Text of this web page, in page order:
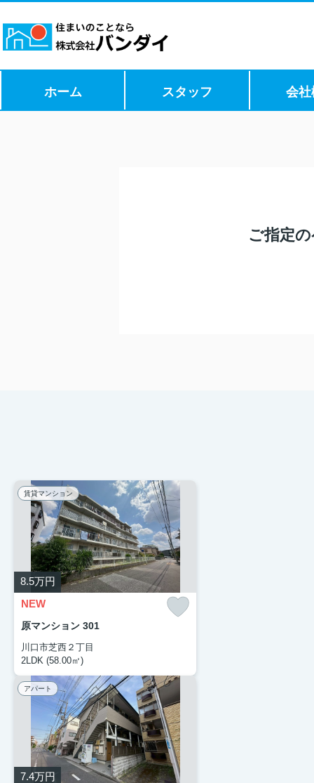
ホーム スタッフ 会
ご指定
賃貸マンション
8.5万円
NEW
原マンション 301
川口市芝西２丁目
2LDK (58.00㎡)
アパート
7.4万円